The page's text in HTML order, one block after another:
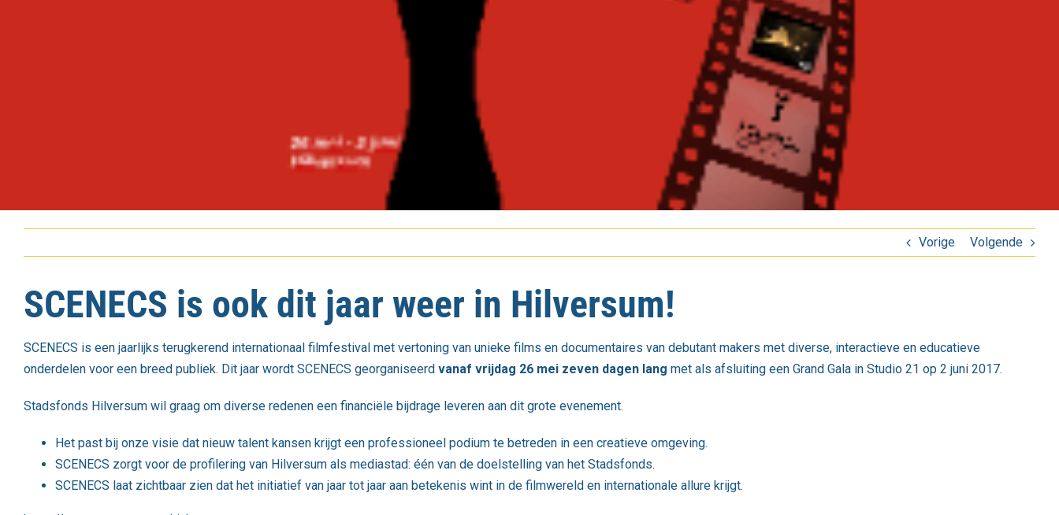
Vorige Volgende
SCENECS is ook dit jaar weer in Hilversum!
SCENECS is een jaarlijks terugkerend internationaal filmfestival met vertoning van unieke films en documentaires van debutant makers met diverse, interactieve en educatieve
onderdelen voor een breed publiek. Dit jaar wordt SCENECS georganiseerd vanaf vrijdag 26 mei zeven dagen lang met als afsluiting een Grand Gala in Studio 21 op 2 juni 2017.
Stadsfonds Hilversum wil graag om diverse redenen een financiële bijdrage leveren aan dit grote evenement.
Het past bij onze visie dat nieuw talent kansen krijgt een professioneel podium te betreden in een creatieve omgeving.
SCENECS zorgt voor de profilering van Hilversum als mediastad: één van de doelstelling van het Stadsfonds.
SCENECS laat zichtbaar zien dat het initiatief van jaar tot jaar aan betekenis wint in de filmwereld en internationale allure krijgt.